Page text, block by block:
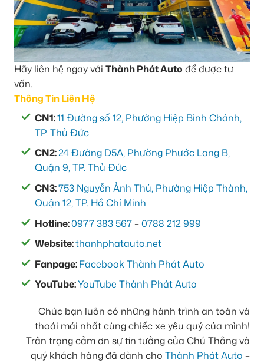
Hãy liên hệ ngay với Thành Phát Auto để được tư
vấn.
Thông Tin Liên Hệ
CN1:11 Đường số 12, Phường Hiệp Bình Chánh,
TP. Thủ Đức
CN2:24 Đường D5A, Phường Phước Long B,
Quận 9, TP. Thủ Đức
CN3:753 Nguyễn Ảnh Thủ, Phường Hiệp Thành,
Quận 12, TP. Hồ Chí Minh
Hotline:0977 383 567 –0788 212 999
Website:thanhphatauto.net
Fanpage:Facebook Thành Phát Auto
YouTube:YouTube Thành Phát Auto
Chúc bạn luôn có những hành trình an toàn và
thoải mái nhất cùng chiếc xe yêu quý của mình!
Trân trọng cảm ơn sự tin tưởng của Chú Thắng và
quý khách hàng đã dành cho Thành Phát Auto –